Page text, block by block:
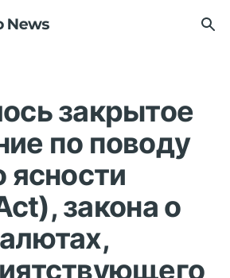
закрытое
по поводу
ясности
закона о